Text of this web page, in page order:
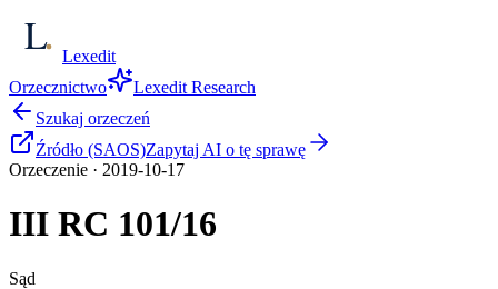
Lexedit
Orzecznictwo
Lexedit Research
Szukaj orzeczeń
Źródło (SAOS)Zapytaj AI o tę sprawę
Orzeczenie · 2019-10-17
III RC 101/16
Sąd